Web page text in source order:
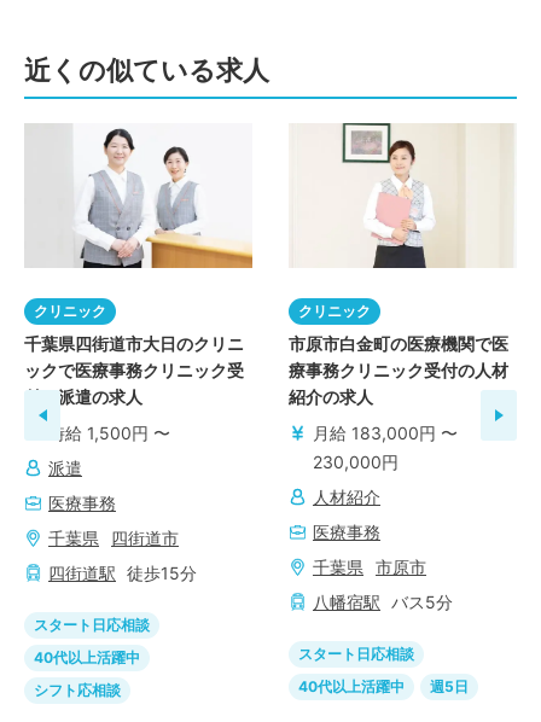
近くの似ている求人
クリニック
千葉県四街道市大日のクリニ
ックで医療事務クリニック受
付の派遣の求人
時給 1,500円 〜
派遣
医療事務
千葉県
四街道市
四街道駅 徒歩15分
スタート日応相談
40代以上活躍中
シフト応相談
クリニック
市原市白金町の医療機関で医
療事務クリニック受付の人材
紹介の求人
月給 183,000円 〜
230,000円
人材紹介
医療事務
千葉県
市原市
八幡宿駅 バス5分
スタート日応相談
40代以上活躍中
週5日